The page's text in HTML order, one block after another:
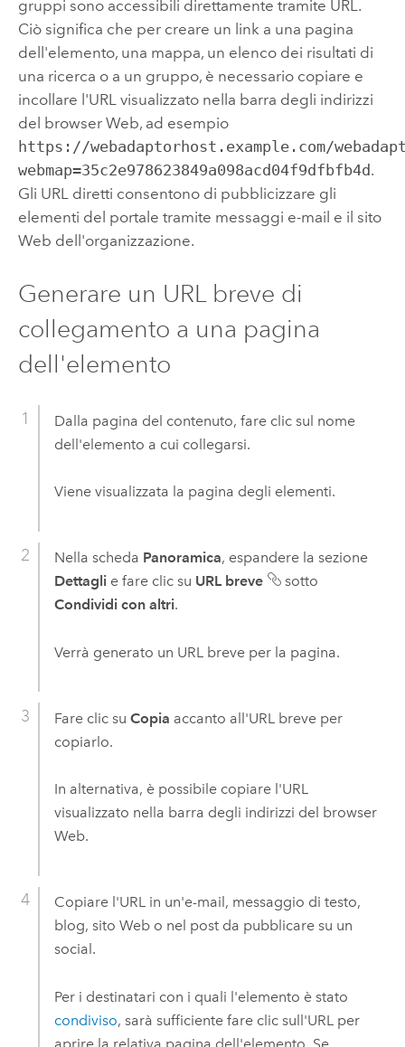
gruppi sono accessibili direttamente tramite URL.
Ciò significa che per creare un link a una pagina
dell'elemento, una mappa, un elenco dei risultati di
una ricerca o a un gruppo, è necessario copiare e
incollare l'URL visualizzato nella barra degli indirizzi
del browser Web, ad esempio
https://webadaptorhost.example.com/
webmap=35c2e978623849a098acd04f9dfbfb4d.
Gli URL diretti consentono di pubblicizzare gli
elementi del portale tramite messaggi e-mail e il sito
Web dell'organizzazione.
Generare un URL breve di
collegamento a una pagina
dell'elemento
Dalla pagina del contenuto, fare clic sul nome
dell'elemento a cui collegarsi.
Viene visualizzata la pagina degli elementi.
Nella scheda Panoramica, espandere la sezione
Dettaglie fare clic su URL breve
sotto
Condividi con altri.
Verrà generato un URL breve per la pagina.
Fare clic su Copia accanto all'URL breve per
copiarlo.
In alternativa, è possibile copiare l'URL
visualizzato nella barra degli indirizzi del browser
Web.
Copiare l'URL in un'e-mail, messaggio di testo,
blog, sito Web o nel post da pubblicare su un
social.
Per i destinatari con i quali l'elemento è stato
condiviso, sarà sufficiente fare clic sull'URL per
aprire la relativa pagina dell'elemento. Se